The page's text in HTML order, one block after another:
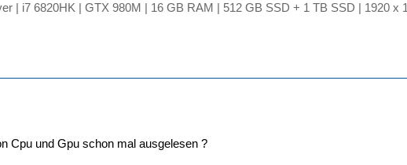
| i7 6820HK | GTX 980M | 16 GB RAM | 512 GB SSD + 1 TB SSD | 1920 x
Cpu und Gpu schon mal ausgelesen ?